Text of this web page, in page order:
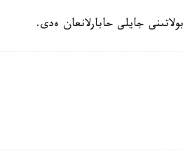
جايلى حابارلانعان ەدى.